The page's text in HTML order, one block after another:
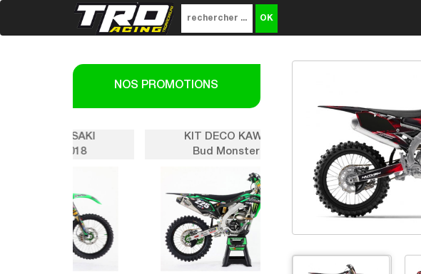
NOS PROMOTIONS
KIT DECO KAWASAKI
Bud Monster 2018
KIT DECO KAWASAKI
Bud Monster 2018